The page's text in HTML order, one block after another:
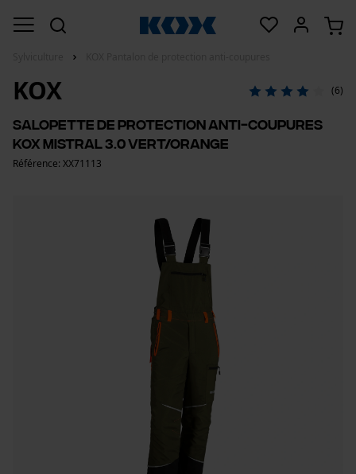
KOX (6)
Salopette de protection anti-coupures
KOX Mistral 3.0 vert/orange
Référence: XX71113